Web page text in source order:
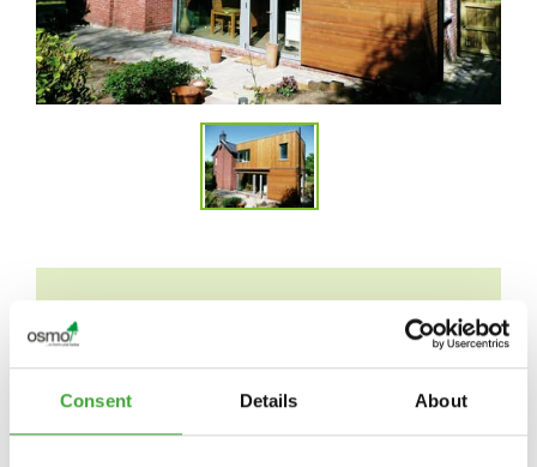
Consent Details About
如需了解各国具体信息，请联系当地的批发
商或专业经销商：